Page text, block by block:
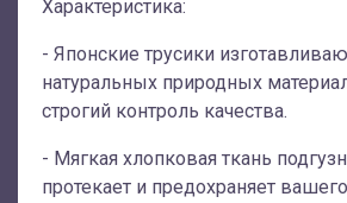
Характеристика:
- Японские трусики
натуральных природных
строгий контроль качества.
- Мягкая хлопковая ткань
протекает и предохраняет